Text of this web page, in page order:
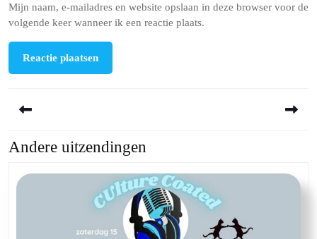
Mijn naam, e-mailadres en website opslaan in deze browser voor de
volgende keer wanneer ik een reactie plaats.
Previous
Andere uitzendingen